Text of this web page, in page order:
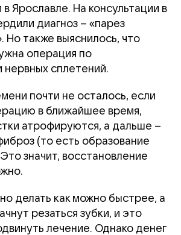
Ярославле. На консультации в
диагноз – «парез
также выяснилось, что
операция по
нервных сплетений.
почти не осталось, если
в ближайшее время,
атрофируются, а дальше –
(то есть образование
значит, восстановление
делать как можно быстрее, а
резаться зубки, и это
лечение. Однако денег